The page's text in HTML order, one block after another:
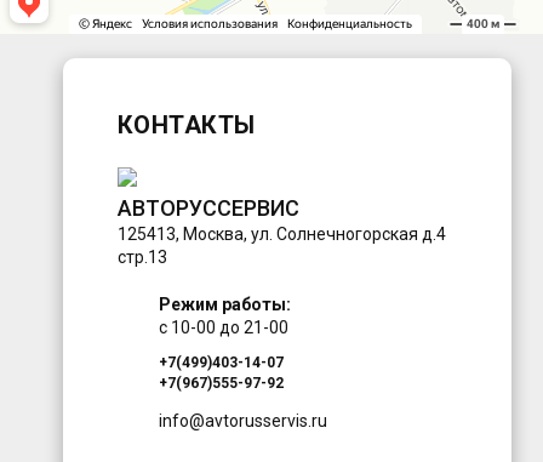
КОНТАКТЫ
АВТОРУССЕРВИС
125413, Москва, ул. Солнечногорская д.4
стр.13
Режим работы:
с 10-00 до 21-00
+7(499)403-14-07
+7(967)555-97-92
info@avtorusservis.ru